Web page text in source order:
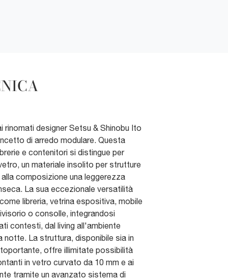
rinomati designer Setsu & Shinobu Ito
di arredo modulare. Questa
e contenitori si distingue per
un materiale insolito per strutture
composizione una leggerezza
La sua eccezionale versatilità
libreria, vetrina espositiva, mobile
o consolle, integrandosi
contesti, dal living all'ambiente
notte. La struttura, disponibile sia in
offre illimitate possibilità
in vetro curvato da 10 mm e ai
tramite un avanzato sistema di